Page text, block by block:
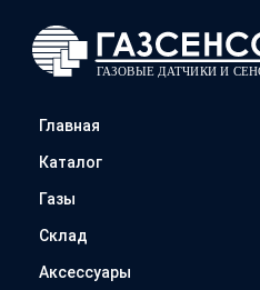
Главная
Каталог
Газы
Склад
Аксессуары